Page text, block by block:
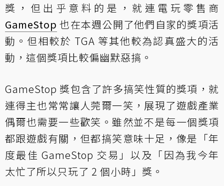
獎，但出乎意料的是，就連電玩零售商
GameStop 也在本週公開了他們自家的獎項活
動。但相較於 TGA 等其他較為認真盛大的活
動，這個獎項比較偏幽默惡搞。
GameStop 獎包含了許多搞笑性質的獎項，就
連得主也常常讓人莞爾一笑，展現了遊戲產業
偶爾也需要一些歡笑。雖然並不是每一個獎項
都跟遊戲有關，但都搞笑意味十足，像是「年
度最佳 GameStop 交易」以及「因為我今年
太忙了所以只玩了 2 個小時」獎。